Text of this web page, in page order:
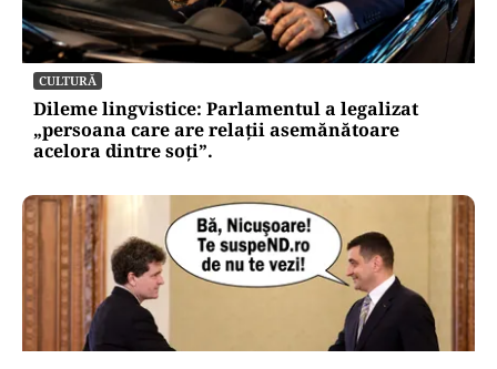
CULTURĂ
Dileme lingvistice: Parlamentul a legalizat
„persoana care are relații asemănătoare
acelora dintre soți”.